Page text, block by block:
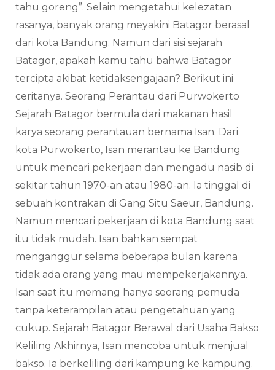
tahu goreng”. Selain mengetahui kelezatan
rasanya, banyak orang meyakini Batagor berasal
dari kota Bandung. Namun dari sisi sejarah
Batagor, apakah kamu tahu bahwa Batagor
tercipta akibat ketidaksengajaan? Berikut ini
ceritanya. Seorang Perantau dari Purwokerto
Sejarah Batagor bermula dari makanan hasil
karya seorang perantauan bernama Isan. Dari
kota Purwokerto, Isan merantau ke Bandung
untuk mencari pekerjaan dan mengadu nasib di
sekitar tahun 1970-an atau 1980-an. Ia tinggal di
sebuah kontrakan di Gang Situ Saeur, Bandung.
Namun mencari pekerjaan di kota Bandung saat
itu tidak mudah. Isan bahkan sempat
menganggur selama beberapa bulan karena
tidak ada orang yang mau mempekerjakannya.
Isan saat itu memang hanya seorang pemuda
tanpa keterampilan atau pengetahuan yang
cukup. Sejarah Batagor Berawal dari Usaha Bakso
Keliling Akhirnya, Isan mencoba untuk menjual
bakso. Ia berkeliling dari kampung ke kampung.